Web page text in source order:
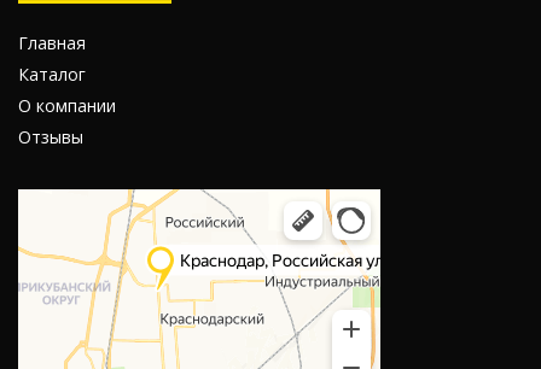
Главная
Каталог
О компании
Отзывы